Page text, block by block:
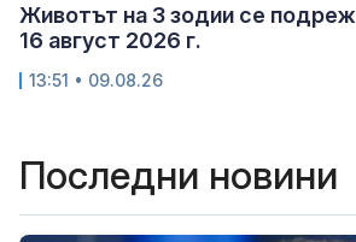
Животът на 3 зодии се
16 август 2026 г.
13:51 • 09.08.26
Последни новини